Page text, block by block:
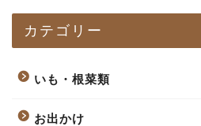
カテゴリー
いも・根菜類
お出かけ